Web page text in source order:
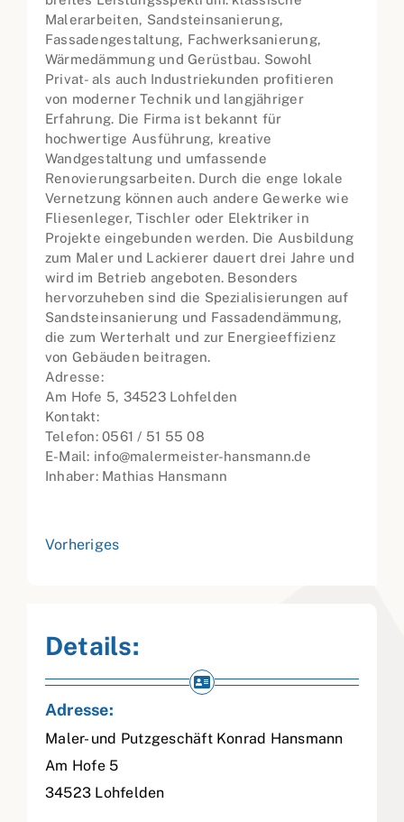
Malerarbeiten, Sandsteinsanierung,
Fassadengestaltung, Fachwerksanierung,
Wärmedämmung und Gerüstbau. Sowohl
Privat- als auch Industriekunden profitieren
von moderner Technik und langjähriger
Erfahrung. Die Firma ist bekannt für
hochwertige Ausführung, kreative
Wandgestaltung und umfassende
Renovierungsarbeiten. Durch die enge lokale
Vernetzung können auch andere Gewerke wie
Fliesenleger, Tischler oder Elektriker in
Projekte eingebunden werden. Die Ausbildung
zum Maler und Lackierer dauert drei Jahre und
wird im Betrieb angeboten. Besonders
hervorzuheben sind die Spezialisierungen auf
Sandsteinsanierung und Fassadendämmung,
die zum Werterhalt und zur Energieeffizienz
von Gebäuden beitragen.
Adresse:
Am Hofe 5, 34523 Lohfelden
Kontakt:
Telefon: 0561 / 51 55 08
E-Mail: info@malermeister-hansmann.de
Inhaber: Mathias Hansmann
Vorheriges
Details:
Adresse:
Maler- und Putzgeschäft Konrad Hansmann
Am Hofe 5
34523 Lohfelden